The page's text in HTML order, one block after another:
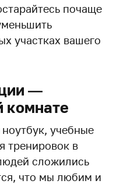
почаще
участках вашего
—
комнате
учебные
тренировок в
сложились
что мы любим и